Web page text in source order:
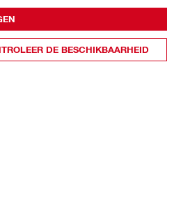
DE BESCHIKBAARHEID